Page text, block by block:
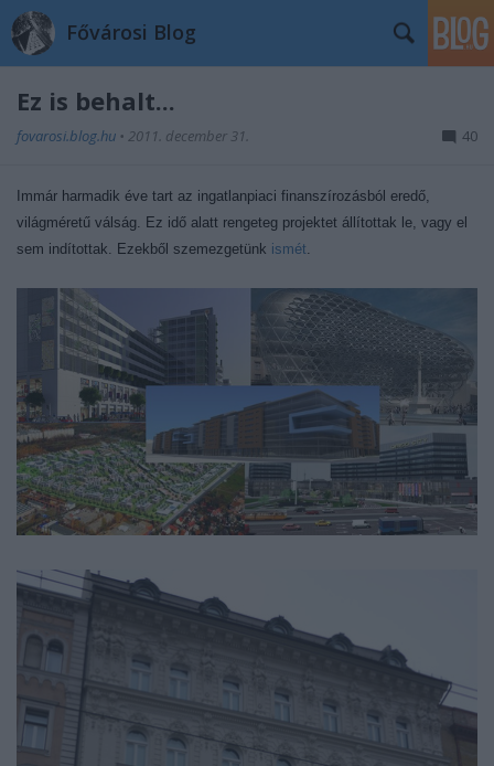
Fővárosi Blog
Ez is behalt...
fovarosi.blog.hu • 2011. december 31. 40
Immár harmadik éve tart az ingatlanpiaci finanszírozásból eredő,
világméretű válság. Ez idő alatt rengeteg projektet állítottak le, vagy el
sem indítottak. Ezekből szemezgetünk ismét.